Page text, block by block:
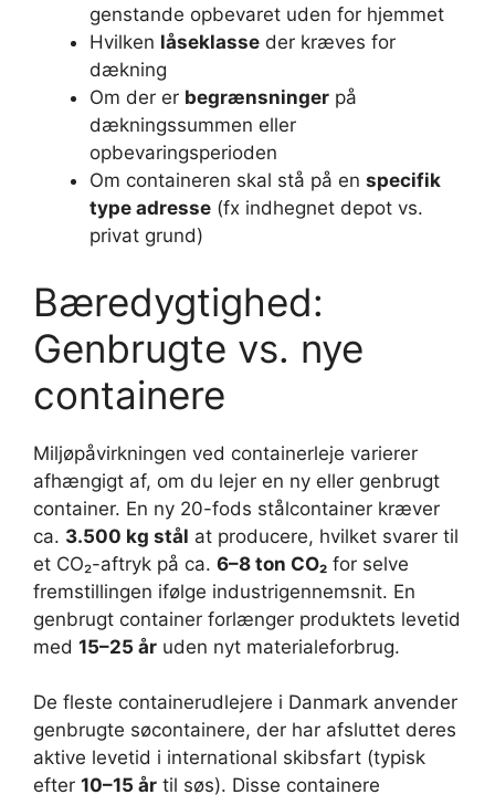
genstande opbevaret uden for hjemmet
Hvilken låseklasse der kræves for
dækning
Om der er begrænsninger på
dækningssummen eller
opbevaringsperioden
Om containeren skal stå på en specifik
type adresse (fx indhegnet depot vs.
privat grund)
Bæredygtighed:
Genbrugte vs. nye
containere
Miljøpåvirkningen ved containerleje varierer
afhængigt af, om du lejer en ny eller genbrugt
container. En ny 20-fods stålcontainer kræver
ca. 3.500 kg stål at producere, hvilket svarer til
et CO₂-aftryk på ca. 6–8 ton CO₂ for selve
fremstillingen ifølge industrigennemsnit. En
genbrugt container forlænger produktets levetid
med 15–25 år uden nyt materialeforbrug.
De fleste containerudlejere i Danmark anvender
genbrugte søcontainere, der har afsluttet deres
aktive levetid i international skibsfart (typisk
efter 10–15 år til søs). Disse containere